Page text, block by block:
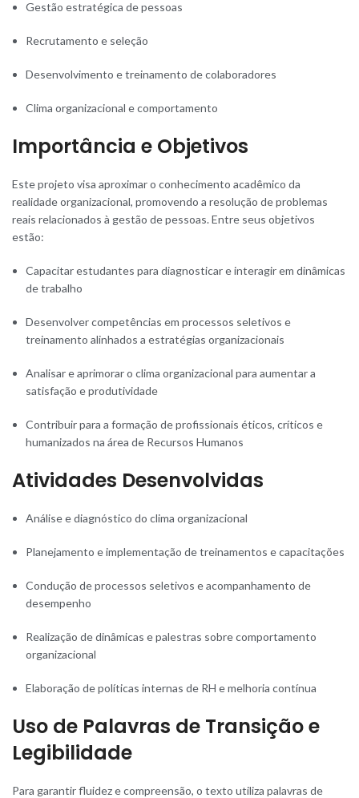
Gestão estratégica de pessoas
Recrutamento e seleção
Desenvolvimento e treinamento de colaboradores
Clima organizacional e comportamento
Importância e Objetivos
Este projeto visa aproximar o conhecimento acadêmico da
realidade organizacional, promovendo a resolução de problemas
reais relacionados à gestão de pessoas. Entre seus objetivos
estão:
Capacitar estudantes para diagnosticar e interagir em dinâmicas
de trabalho
Desenvolver competências em processos seletivos e
treinamento alinhados a estratégias organizacionais
Analisar e aprimorar o clima organizacional para aumentar a
satisfação e produtividade
Contribuir para a formação de profissionais éticos, críticos e
humanizados na área de Recursos Humanos
Atividades Desenvolvidas
Análise e diagnóstico do clima organizacional
Planejamento e implementação de treinamentos e capacitações
Condução de processos seletivos e acompanhamento de
desempenho
Realização de dinâmicas e palestras sobre comportamento
organizacional
Elaboração de políticas internas de RH e melhoria contínua
Uso de Palavras de Transição e
Legibilidade
Para garantir fluidez e compreensão, o texto utiliza palavras de